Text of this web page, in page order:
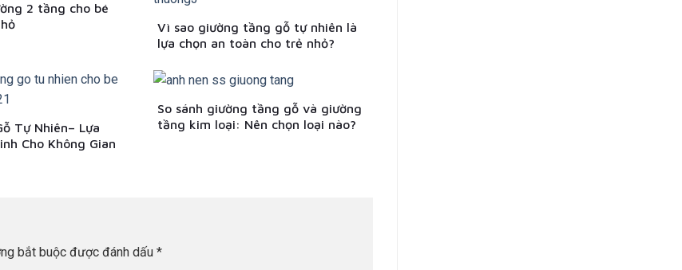
2 tầng cho bé
Vì sao giường tầng gỗ tự nhiên là
lựa chọn an toàn cho trẻ nhỏ?
Tự Nhiên– Lựa
Cho Không Gian
So sánh giường tầng gỗ và giường
tầng kim loại: Nên chọn loại nào?
bắt buộc được đánh dấu *